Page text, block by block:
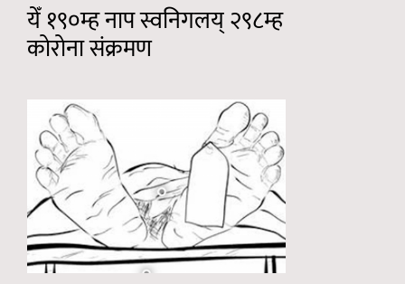
येँ १९०म्ह नाप स्वनिगलय् २९८म्ह
कोरोना संक्रमण